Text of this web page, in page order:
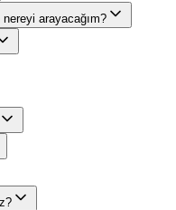
arayacağım?